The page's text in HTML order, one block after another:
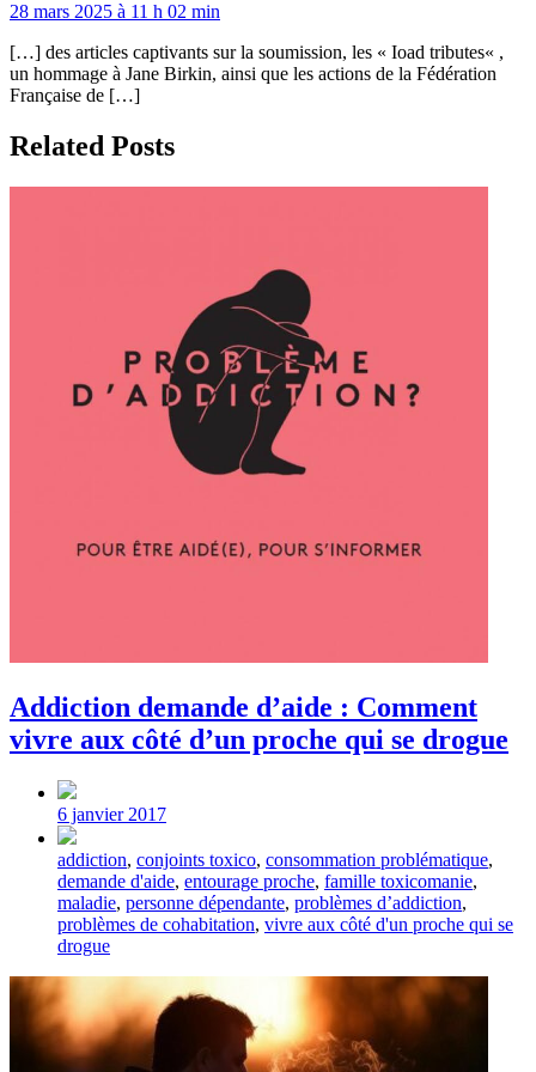
28 mars 2025 à 11 h 02 min
[…] des articles captivants sur la soumission, les « Ioad tributes« ,
un hommage à Jane Birkin, ainsi que les actions de la Fédération
Française de […]
Related Posts
Addiction demande d’aide : Comment
vivre aux côté d’un proche qui se drogue
Post
date
6 janvier 2017
Tagged
with
addiction, conjoints toxico, consommation problématique,
demande d'aide, entourage proche, famille toxicomanie,
maladie, personne dépendante, problèmes d’addiction,
problèmes de cohabitation, vivre aux côté d'un proche qui se
drogue